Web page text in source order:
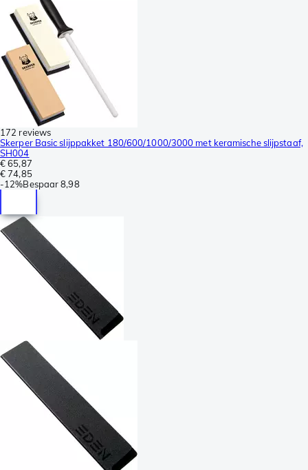
172 reviews
Skerper Basic slijppakket 180/600/1000/3000 met keramische slijpstaaf,
SH004
€ 65,87
€ 74,85
-12%Bespaar 8,98